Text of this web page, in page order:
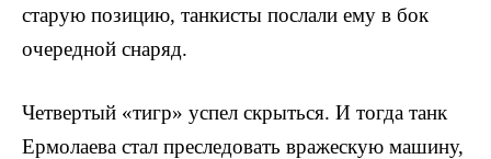
старую позицию, танкисты послали ему в бок
очередной снаряд.
Четвертый «тигр» успел скрыться. И тогда танк
Ермолаева стал преследовать вражескую машину,